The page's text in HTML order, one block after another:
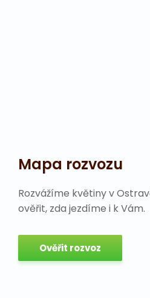
Mapa rozvozu
Rozvážíme květiny v
ověřit, zda jezdíme i k Vám.
Ověřit rozvoz